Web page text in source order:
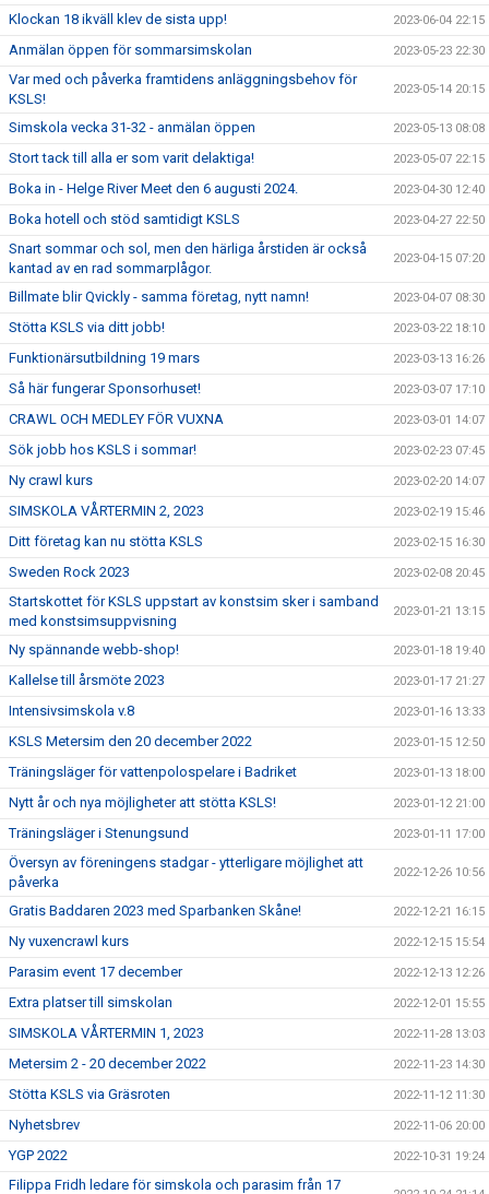
Klockan 18 ikväll klev de sista upp! 2023-06-04 22:15
Anmälan öppen för sommarsimskolan 2023-05-23 22:30
Var med och påverka framtidens anläggningsbehov för
KSLS!
2023-05-14 20:15
Simskola vecka 31-32 - anmälan öppen 2023-05-13 08:08
Stort tack till alla er som varit delaktiga! 2023-05-07 22:15
Boka in - Helge River Meet den 6 augusti 2024. 2023-04-30 12:40
Boka hotell och stöd samtidigt KSLS 2023-04-27 22:50
Snart sommar och sol, men den härliga årstiden är också
kantad av en rad sommarplågor.
2023-04-15 07:20
Billmate blir Qvickly - samma företag, nytt namn! 2023-04-07 08:30
Stötta KSLS via ditt jobb! 2023-03-22 18:10
Funktionärsutbildning 19 mars 2023-03-13 16:26
Så här fungerar Sponsorhuset! 2023-03-07 17:10
CRAWL OCH MEDLEY FÖR VUXNA 2023-03-01 14:07
Sök jobb hos KSLS i sommar! 2023-02-23 07:45
Ny crawl kurs 2023-02-20 14:07
SIMSKOLA VÅRTERMIN 2, 2023 2023-02-19 15:46
Ditt företag kan nu stötta KSLS 2023-02-15 16:30
Sweden Rock 2023 2023-02-08 20:45
Startskottet för KSLS uppstart av konstsim sker i samband
med konstsimsuppvisning
2023-01-21 13:15
Ny spännande webb-shop! 2023-01-18 19:40
Kallelse till årsmöte 2023 2023-01-17 21:27
Intensivsimskola v.8 2023-01-16 13:33
KSLS Metersim den 20 december 2022 2023-01-15 12:50
Träningsläger för vattenpolospelare i Badriket 2023-01-13 18:00
Nytt år och nya möjligheter att stötta KSLS! 2023-01-12 21:00
Träningsläger i Stenungsund 2023-01-11 17:00
Översyn av föreningens stadgar - ytterligare möjlighet att
påverka
2022-12-26 10:56
Gratis Baddaren 2023 med Sparbanken Skåne! 2022-12-21 16:15
Ny vuxencrawl kurs 2022-12-15 15:54
Parasim event 17 december 2022-12-13 12:26
Extra platser till simskolan 2022-12-01 15:55
SIMSKOLA VÅRTERMIN 1, 2023 2022-11-28 13:03
Metersim 2 - 20 december 2022 2022-11-23 14:30
Stötta KSLS via Gräsroten 2022-11-12 11:30
Nyhetsbrev 2022-11-06 20:00
YGP 2022 2022-10-31 19:24
Filippa Fridh ledare för simskola och parasim från 17